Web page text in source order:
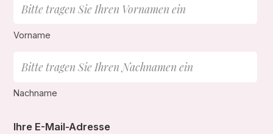
Vorname
Nachname
Ihre E-Mail-Adresse